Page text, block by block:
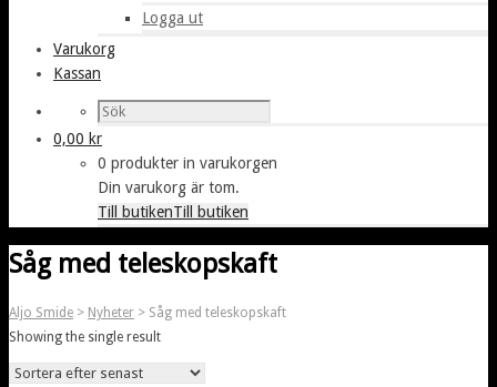
Logga ut
Varukorg
Kassan
0,00 kr
0 produkter in varukorgen
Din varukorg är tom.
Till butikenTill butiken
Såg med teleskopskaft
Aljo Smide > Nyheter > Såg med teleskopskaft
Showing the single result